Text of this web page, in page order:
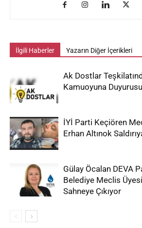
İlgili Haberler Yazarın Diğer İçerikleri
Ak Dostlar
Kamuoyuna Duyurusu
İYİ Parti Keçiören
Erhan Altınok
Gülay Öcalan DEVA
Belediye Meclis
Sahneye Çıkıyor